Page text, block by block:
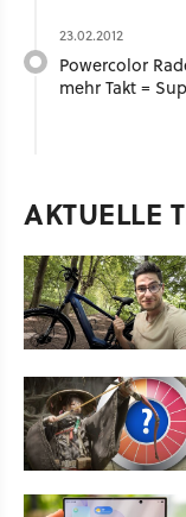
23.02.2012
Powercolor
mehr Takt =
AKTUELLE